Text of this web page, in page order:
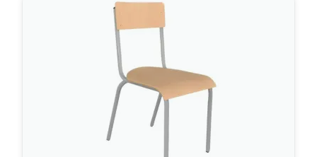
Prix, décroissant
Référence, A à Z
Référence, Z à A